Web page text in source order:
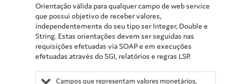
Orientação válida para qualquer campo de web service
que possui objetivo de receber valores,
independentemente do seu tipo ser Integer, Double e
String. Estas orientações devem ser seguidas nas
requisições efetuadas via SOAP e em execuções
efetuadas através do SGI, relatórios e regras LSP.
Campos que representam valores monetários,